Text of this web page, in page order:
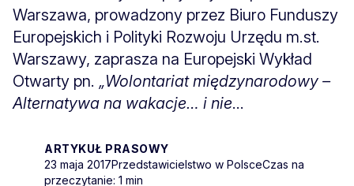
Warszawa, prowadzony przez Biuro Funduszy
Europejskich i Polityki Rozwoju Urzędu m.st.
Warszawy, zaprasza na Europejski Wykład
Otwarty pn. „Wolontariat międzynarodowy –
Alternatywa na wakacje… i nie...
ARTYKUŁ PRASOWY
23 maja 2017Przedstawicielstwo w PolsceCzas na
przeczytanie: 1 min